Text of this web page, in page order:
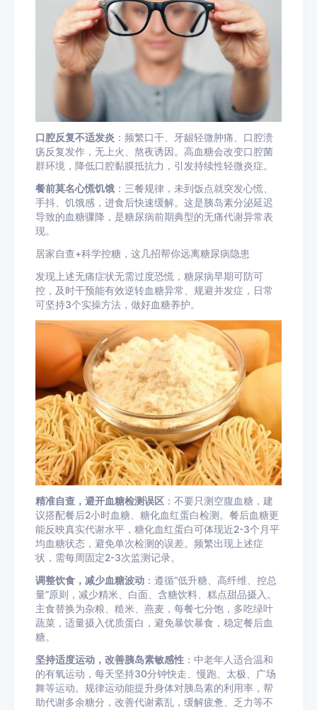
口腔反复不适发炎 ：频繁口干、牙龈轻微肿痛、口腔溃
疡反复发作，无上火、熬夜诱因。高血糖会改变口腔菌
群环境，降低口腔黏膜抵抗力，引发持续性轻微炎症。
餐前莫名心慌饥饿 ：三餐规律，未到饭点就突发心慌、
手抖、饥饿感，进食后快速缓解。这是胰岛素分泌延迟
导致的血糖骤降，是糖尿病前期典型的无痛代谢异常表
现。
居家自查+科学控糖，这几招帮你远离糖尿病隐患
发现上述无痛症状无需过度恐慌，糖尿病早期可防可
控，及时干预能有效逆转血糖异常、规避并发症，日常
可坚持3个实操方法，做好血糖养护。
精准自查，避开血糖检测误区 ：不要只测空腹血糖，建
议搭配餐后2小时血糖、糖化血红蛋白检测。餐后血糖更
能反映真实代谢水平，糖化血红蛋白可体现近2-3个月平
均血糖状态，避免单次检测的误差。频繁出现上述症
状，需每周固定2-3次监测记录。
调整饮食，减少血糖波动 ：遵循“低升糖、高纤维、控总
量”原则，减少精米、白面、含糖饮料、糕点甜品摄入。
主食替换为杂粮、糙米、燕麦，每餐七分饱，多吃绿叶
蔬菜，适量摄入优质蛋白，避免暴饮暴食，稳定餐后血
糖。
坚持适度运动，改善胰岛素敏感性 ：中老年人适合温和
的有氧运动，每天坚持30分钟快走、慢跑、太极、广场
舞等运动。规律运动能提升身体对胰岛素的利用率，帮
助代谢多余糖分，改善代谢紊乱，缓解疲惫、乏力等不